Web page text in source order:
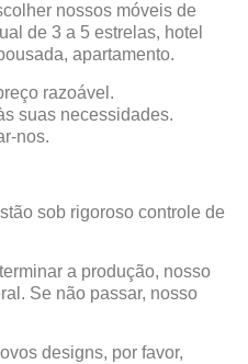
nossos móveis de
de 3 a 5 estrelas, hotel
apartamento.
razoável.
suas necessidades.
nos.
sob rigoroso controle de
a produção, nosso
Se não passar, nosso
designs, por favor,